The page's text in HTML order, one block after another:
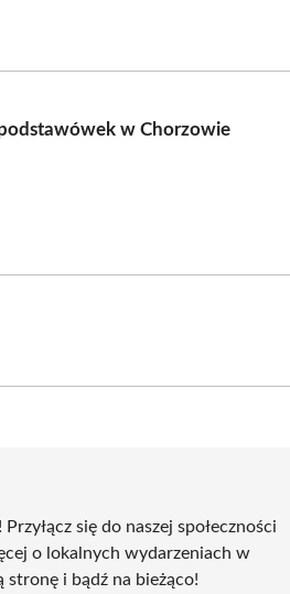
w Chorzowie
się do naszej społeczności
o lokalnych wydarzeniach w
stronę i bądź na bieżąco!